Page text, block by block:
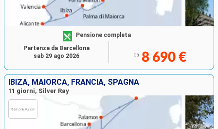
Pensione completa
da 8 690 €
Partenza da Barcellona
sab 29 ago 2026
IBIZA, MAIORCA, FRANCIA, SPAGNA
11 giorni, Silver Ray